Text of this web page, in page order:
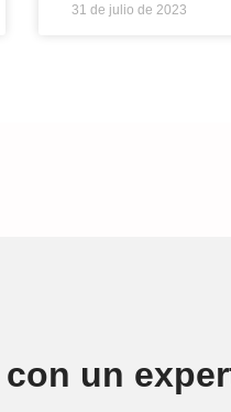
31 de julio de 2023
con un